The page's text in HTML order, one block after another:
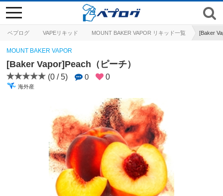
ベプログ VAPEリキッド MOUNT BAKER VAPOR リキッド一覧 [Baker
toggle
navigation
MOUNT BAKER VAPOR
[Baker Vapor]Peach（ピーチ）
(0 / 5) 0 0
海外産